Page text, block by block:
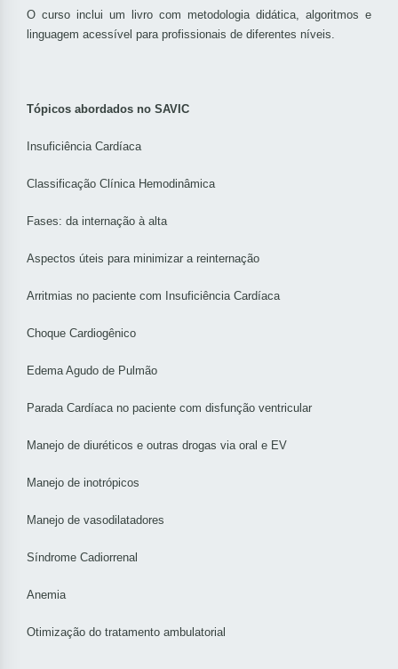
O curso inclui um livro com metodologia didática, algoritmos e
linguagem acessível para profissionais de diferentes níveis.
Tópicos abordados no SAVIC
Insuficiência Cardíaca
Classificação Clínica Hemodinâmica
Fases: da internação à alta
Aspectos úteis para minimizar a reinternação
Arritmias no paciente com Insuficiência Cardíaca
Choque Cardiogênico
Edema Agudo de Pulmão
Parada Cardíaca no paciente com disfunção ventricular
Manejo de diuréticos e outras drogas via oral e EV
Manejo de inotrópicos
Manejo de vasodilatadores
Síndrome Cadiorrenal
Anemia
Otimização do tratamento ambulatorial